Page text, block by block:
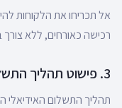
אל תכריחו את הלקוחות
רכישה כאורחים, ללא
3. פישוט תהליך התשלום למקסימום